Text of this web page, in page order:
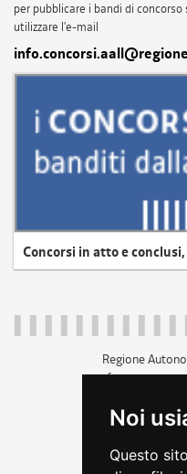
Noi
Questo
per pubblicare i bandi di
utilizzare l'e-mail
Concorsi in atto e
Regione
c.f.
+39